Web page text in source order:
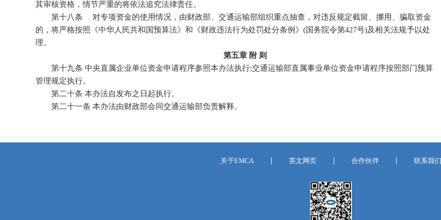
其审核资格，情节严重的将依法追究法律责任。
第十八条 对专项资金的使用情况，由财政部、交通运输部组织重点抽查，对违反规定截留、挪用、骗取资金
的，将严格按照《中华人民共和国预算法》和《财政违法行为处罚处分条例》(国务院令第427号)及相关法规予以处
理。
第五章 附 则
第十九条 中央直属企业单位资金申请程序参照本办法执行;交通运输部直属事业单位资金申请程序按照部门预算
管理规定执行。
第二十条 本办法自发布之日起执行。
第二十一条 本办法由财政部会同交通运输部负责解释。
关于EMCA 英文网页 合作伙伴 联系我们